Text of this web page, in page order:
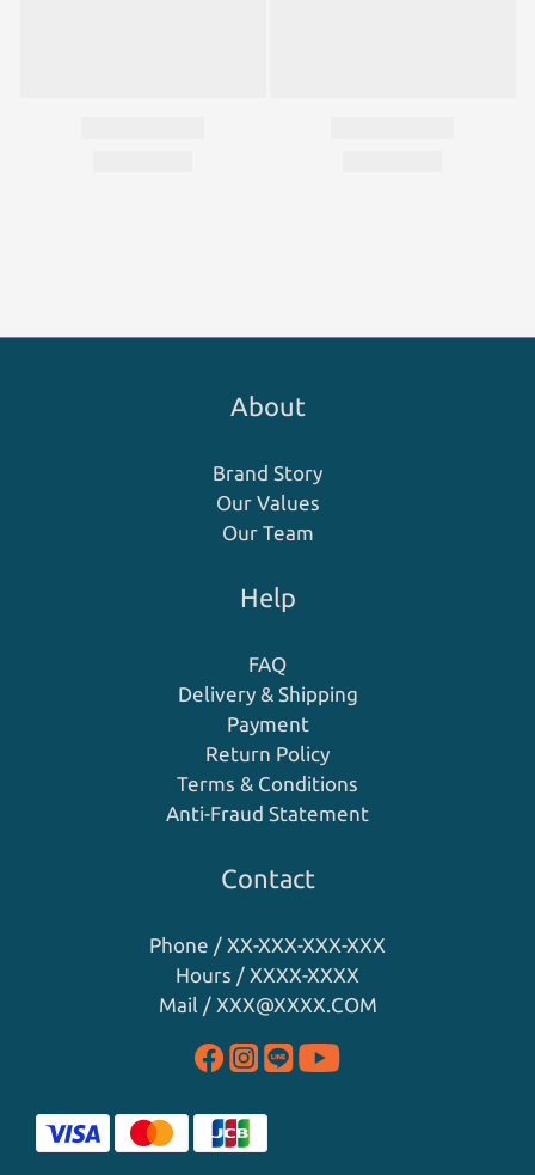
About
Brand Story
Our Values
Our Team
Help
FAQ
Delivery & Shipping
Payment
Return Policy
Terms & Conditions
Anti-Fraud Statement
Contact
Phone / XX-XXX-XXX-XXX
Hours / XXXX-XXXX
Mail / XXX@XXXX.COM